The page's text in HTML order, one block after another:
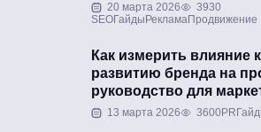
20 марта 2026
3930
SEOГайды РекламаПродвижение
Как измерить влияние
развитию бренда на
руководство для
13 марта 2026 3600 PR